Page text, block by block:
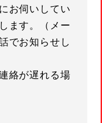
お伺いしてい
ます。（メー
でお知らせし
絡が遅れる場